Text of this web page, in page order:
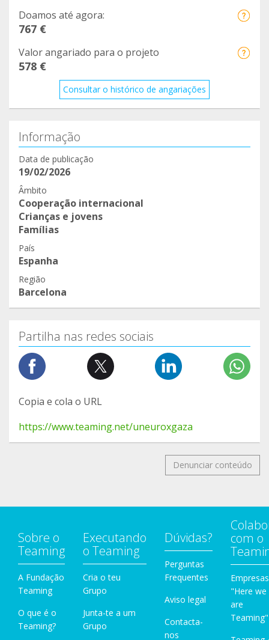
Doamos até agora:
767 €
Valor angariado para o projeto
578 €
Consultar o histórico de angariações
Informação
Data de publicação
19/02/2026
Âmbito
Cooperação internacional
Crianças e jovens
Famílias
País
Espanha
Região
Barcelona
Partilha nas redes sociais
Copia e cola o URL
https://www.teaming.net/uneuroxgaza
Denunciar conteúdo
Sobre o
Teaming
A Fundação
Teaming
O que é o
Teaming?
Executando
o Teaming
Cria o teu
Grupo
Junta-te a um
Grupo
Dúvidas?
Perguntas
Frequentes
Aviso legal
Contacta-
nos
com o
Empresas
"Here we
are
Teaming"